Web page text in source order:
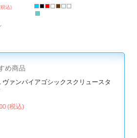
込)
め商品
ヴァンパイアゴシックスクリュースタ
(税込)